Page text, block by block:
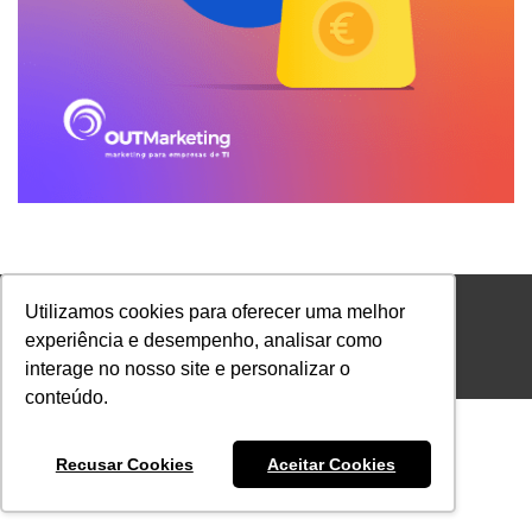
Utilizamos cookies para oferecer uma melhor
experiência e desempenho, analisar como
interage no nosso site e personalizar o
conteúdo.
Recusar Cookies Aceitar Cookies
Footer Menu PT